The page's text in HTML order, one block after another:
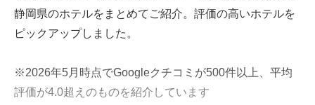
静岡県のホテルをまとめてご紹介。評価の高いホテルを
ピックアップしました。
※2026年5月時点でGoogleクチコミが500件以上、平均
評価が4.0超えのものを紹介しています